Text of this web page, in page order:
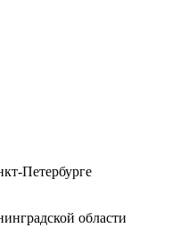
Петербурге
области